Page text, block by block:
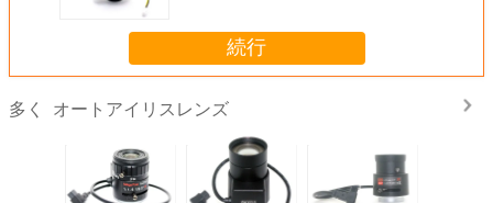
続行
多く オートアイリスレンズ